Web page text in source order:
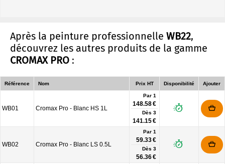
Après la peinture professionnelle WB22,
découvrez les autres produits de la gamme
CROMAX PRO :
Référence Nom Prix HT Disponibilité Ajouter
WB01 Cromax Pro - Blanc HS 1L
Par 1
148.58 €
Dès 3
141.15 €
WB02 Cromax Pro - Blanc LS 0.5L
Par 1
59.33 €
Dès 3
56.36 €